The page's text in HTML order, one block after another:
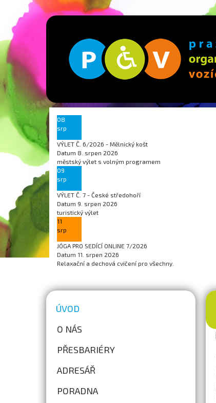
08
srp
VÝLET Č. 6/2026 - Mělnický košt
Datum 8. srpen 2026
městský výlet s volným programem
09
srp
VÝLET Č. 7 - České středohoří
Datum 9. srpen 2026
turistický výlet
11
srp
JÓGA PRO SEDÍCÍ ONLINE 7/2026
Datum 11. srpen 2026
Relaxační a dechová cvičení pro všechny.
ÚVOD
O NÁS
PŘESBARIÉRY
ADRESÁŘ
PORADNA